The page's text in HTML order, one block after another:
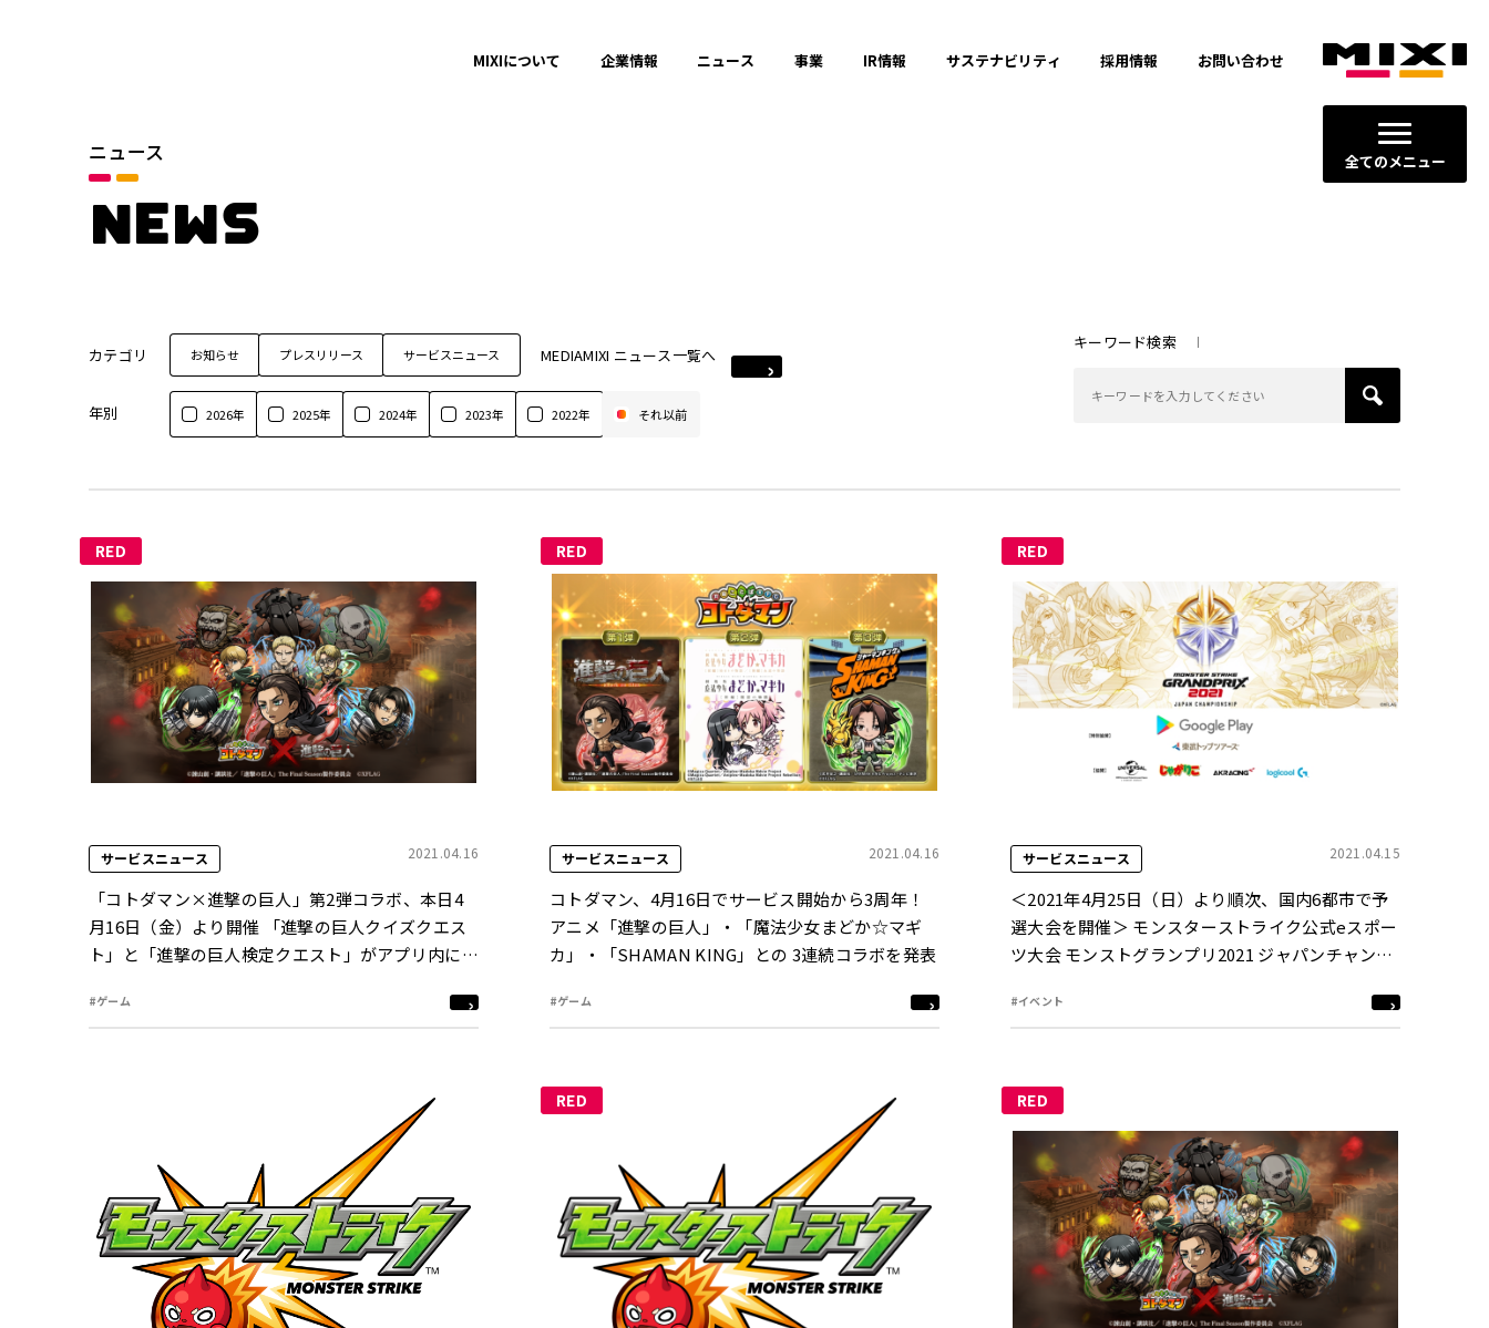
全てのメニュー
MIXIについて 企業情報 ニュース 事業 IR情報 サステナビリティ 採用情報 お問い合わせ
ニュース
NEWS
カテゴリ お知らせ プレスリリース サービスニュース MEDIAMIXI ニュース一覧へ
年別 2026年 2025年 2024年 2023年 2022年 それ以前
キーワード検索
RED
サービスニュース 2021.04.16
「コトダマン×進撃の巨人」第2弾コラボ、本日4
月16日（金）より開催 「進撃の巨人クイズクエス
ト」と「進撃の巨人検定クエスト」がアプリ内に登
#ゲーム
RED
サービスニュース 2021.04.16
コトダマン、4月16日でサービス開始から3周年！
アニメ「進撃の巨人」・「魔法少女まどか☆マギ
カ」・「SHAMAN KING」との 3連続コラボを発表
#ゲーム
RED
サービスニュース 2021.04.15
＜2021年4月25日（日）より順次、国内6都市で予
選大会を開催＞ モンスターストライク公式eスポー
ツ大会 モンストグランプリ2021 ジャパンチャンピ
に決定
#イベント
RED RED